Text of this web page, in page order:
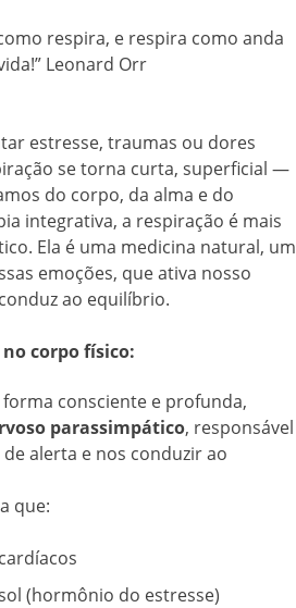
respira, e respira como anda
Leonard Orr
estresse, traumas ou dores
se torna curta, superficial —
do corpo, da alma e do
integrativa, a respiração é mais
Ela é uma medicina natural, um
emoções, que ativa nosso
ao equilíbrio.
corpo físico:
consciente e profunda,
parassimpático, responsável
alerta e nos conduzir ao
que:
(hormônio do estresse)